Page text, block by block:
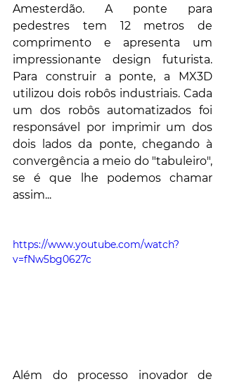
Amesterdão. A ponte para
pedestres tem 12 metros de
comprimento e apresenta um
impressionante design futurista.
Para construir a ponte, a MX3D
utilizou dois robôs industriais. Cada
um dos robôs automatizados foi
responsável por imprimir um dos
dois lados da ponte, chegando à
convergência a meio do "tabuleiro",
se é que lhe podemos chamar
assim...
https://www.youtube.com/watch?
v=fNw5bg0627c
Além do processo inovador de